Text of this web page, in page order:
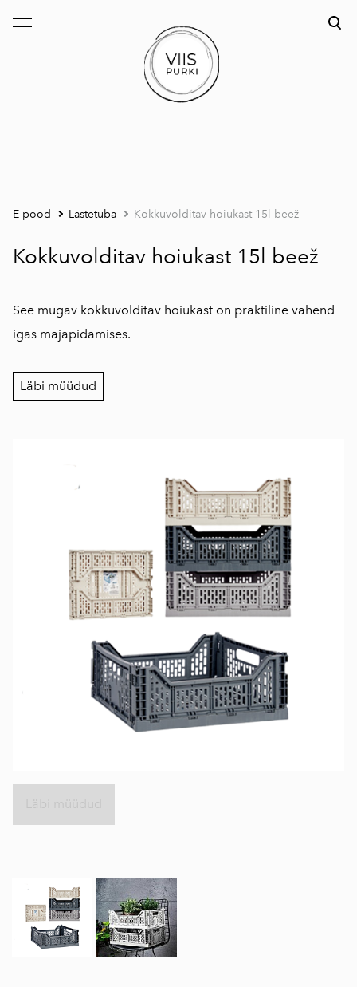
lisati ostukorvi. Vaata ostukorvi
E-pood Lastetuba Kokkuvolditav hoiukast 15l beež
Kokkuvolditav hoiukast 15l beež
See mugav kokkuvolditav hoiukast on praktiline vahend
igas majapidamises.
Läbi müüdud